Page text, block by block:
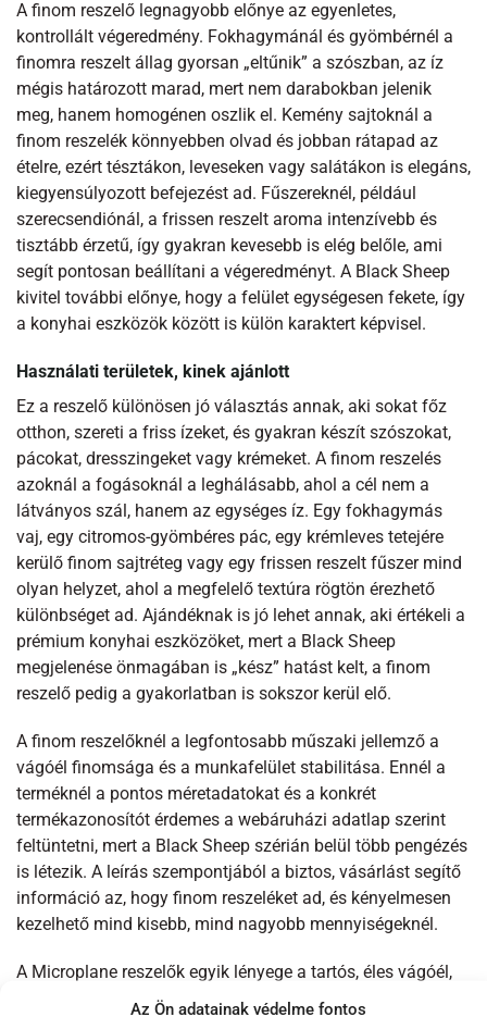
Az Ön adatainak védelme fontos
A finom reszelő legnagyobb előnye az egyenletes,
kontrollált végeredmény. Fokhagymánál és gyömbérnél a
finomra reszelt állag gyorsan „eltűnik” a szószban, az íz
mégis határozott marad, mert nem darabokban jelenik
meg, hanem homogénen oszlik el. Kemény sajtoknál a
finom reszelék könnyebben olvad és jobban rátapad az
ételre, ezért tésztákon, leveseken vagy salátákon is elegáns,
kiegyensúlyozott befejezést ad. Fűszereknél, például
szerecsendiónál, a frissen reszelt aroma intenzívebb és
tisztább érzetű, így gyakran kevesebb is elég belőle, ami
segít pontosan beállítani a végeredményt. A Black Sheep
kivitel további előnye, hogy a felület egységesen fekete, így
a konyhai eszközök között is külön karaktert képvisel.
Használati területek, kinek ajánlott
Ez a reszelő különösen jó választás annak, aki sokat főz
otthon, szereti a friss ízeket, és gyakran készít szószokat,
pácokat, dresszingeket vagy krémeket. A finom reszelés
azoknál a fogásoknál a leghálásabb, ahol a cél nem a
látványos szál, hanem az egységes íz. Egy fokhagymás
vaj, egy citromos-gyömbéres pác, egy krémleves tetejére
kerülő finom sajtréteg vagy egy frissen reszelt fűszer mind
olyan helyzet, ahol a megfelelő textúra rögtön érezhető
különbséget ad. Ajándéknak is jó lehet annak, aki értékeli a
prémium konyhai eszközöket, mert a Black Sheep
megjelenése önmagában is „kész” hatást kelt, a finom
reszelő pedig a gyakorlatban is sokszor kerül elő.
A finom reszelőknél a legfontosabb műszaki jellemző a
vágóél finomsága és a munkafelület stabilitása. Ennél a
terméknél a pontos méretadatokat és a konkrét
termékazonosítót érdemes a webáruházi adatlap szerint
feltüntetni, mert a Black Sheep szérián belül több pengézés
is létezik. A leírás szempontjából a biztos, vásárlást segítő
információ az, hogy finom reszeléket ad, és kényelmesen
kezelhető mind kisebb, mind nagyobb mennyiségeknél.
A Microplane reszelők egyik lényege a tartós, éles vágóél,
ami hosszú távon is kiszámítható teljesítményt ad. A Black